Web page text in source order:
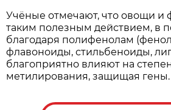
Учёные отмечают, что овощи и
таким полезным действием, в
благодаря полифенолам
флавоноиды, стильбеноиды,
благоприятно влияют на
метилирования, защищая гены.